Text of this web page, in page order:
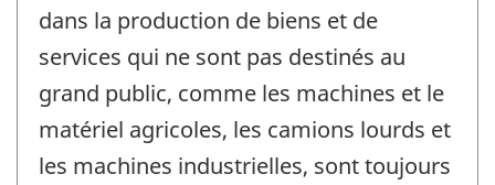
dans la production de biens et de
services qui ne sont pas destinés au
grand public, comme les machines et le
matériel agricoles, les camions lourds et
les machines industrielles, sont toujours